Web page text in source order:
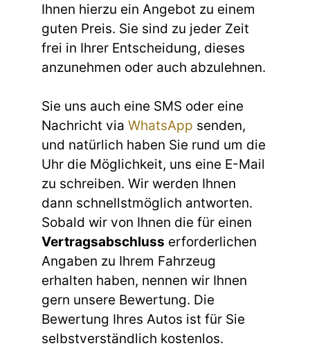
Ihnen hierzu ein Angebot zu einem
guten Preis. Sie sind zu jeder Zeit
frei in Ihrer Entscheidung, dieses
anzunehmen oder auch abzulehnen.
Sie uns auch eine SMS oder eine
Nachricht via WhatsApp senden,
und natürlich haben Sie rund um die
Uhr die Möglichkeit, uns eine E-Mail
zu schreiben. Wir werden Ihnen
dann schnellstmöglich antworten.
Sobald wir von Ihnen die für einen
Vertragsabschluss erforderlichen
Angaben zu Ihrem Fahrzeug
erhalten haben, nennen wir Ihnen
gern unsere Bewertung. Die
Bewertung Ihres Autos ist für Sie
selbstverständlich kostenlos.